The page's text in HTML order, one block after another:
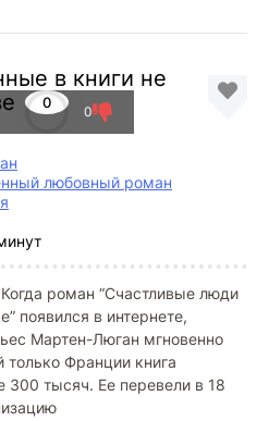
в книги не
0
0
любовный роман
Когда роман “Счастливые люди
появился в интернете,
Мартен-Люган мгновенно
только Франции книга
тысяч. Ее перевели в 18